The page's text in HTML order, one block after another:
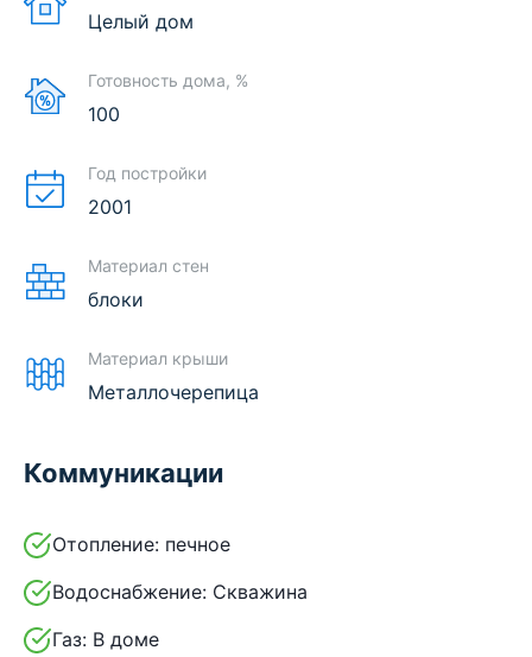
Целый дом
Готовность дома, %
100
Год постройки
2001
Материал стен
блоки
Материал крыши
Металлочерепица
Коммуникации
Отопление: печное
Водоснабжение: Скважина
Газ: В доме